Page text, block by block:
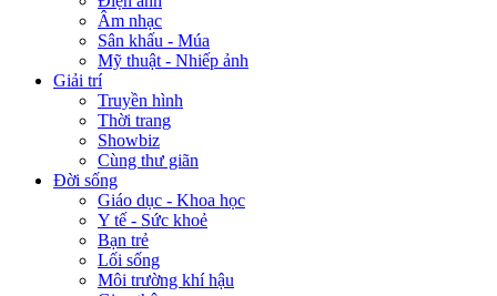
Âm nhạc
Sân khấu - Múa
Mỹ thuật - Nhiếp ảnh
Giải trí
Truyền hình
Thời trang
Showbiz
Cùng thư giãn
Đời sống
Giáo dục - Khoa học
Y tế - Sức khoẻ
Bạn trẻ
Lối sống
Môi trường khí hậu